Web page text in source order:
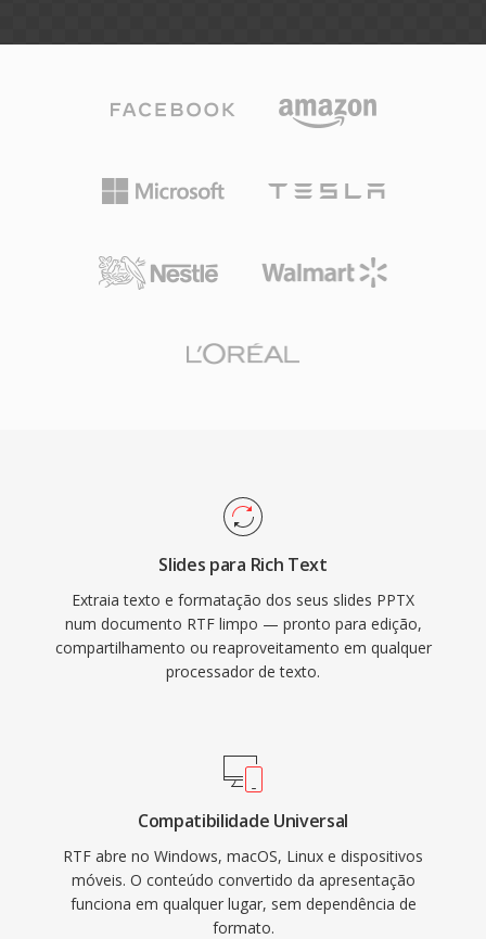
Slides para Rich Text
Extraia texto e formatação dos seus slides PPTX
num documento RTF limpo — pronto para edição,
compartilhamento ou reaproveitamento em qualquer
processador de texto.
Compatibilidade Universal
RTF abre no Windows, macOS, Linux e dispositivos
móveis. O conteúdo convertido da apresentação
funciona em qualquer lugar, sem dependência de
formato.